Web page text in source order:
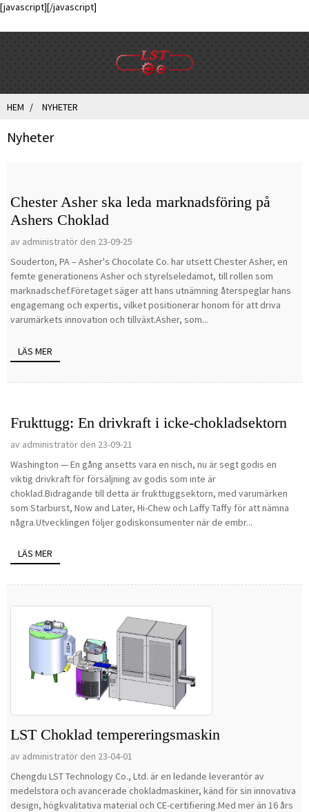
[javascript][/javascript]
HEM NYHETER
Nyheter
Chester Asher ska leda marknadsföring på
Ashers Choklad
av administratör den 23-09-25
Souderton, PA – Asher's Chocolate Co. har utsett Chester Asher, en
femte generationens Asher och styrelseledamot, till rollen som
marknadschef.Företaget säger att hans utnämning återspeglar hans
engagemang och expertis, vilket positionerar honom för att driva
varumärkets innovation och tillväxt.Asher, som...
LÄS MER
Frukttugg: En drivkraft i icke-chokladsektorn
av administratör den 23-09-21
Washington — En gång ansetts vara en nisch, nu är segt godis en
viktig drivkraft för försäljning av godis som inte är
choklad.Bidragande till detta är frukttuggsektorn, med varumärken
som Starburst, Now and Later, Hi-Chew och Laffy Taffy för att nämna
några.Utvecklingen följer godiskonsumenter när de embr...
LÄS MER
LST Choklad tempereringsmaskin
av administratör den 23-04-01
Chengdu LST Technology Co., Ltd. är en ledande leverantör av
medelstora och avancerade chokladmaskiner, känd för sin innovativa
design, högkvalitativa material och CE-certifiering.Med mer än 16 års